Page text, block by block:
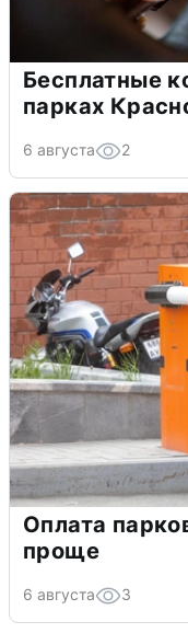
Бесплатные
парках
6 августа 2
Оплата
проще
6 августа 3